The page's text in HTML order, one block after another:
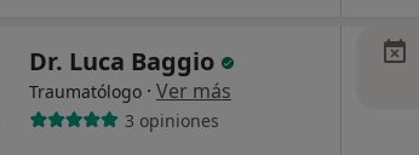
Dr. Luca Baggio
Traumatólogo · Ver más
3 opiniones